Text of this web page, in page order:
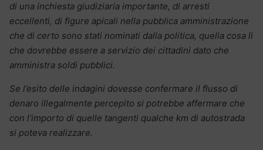
di una inchiesta giudiziaria importante, di arresti
eccellenti, di figure apicali nella pubblica amministrazione
che di certo sono stati nominati dalla politica, quella cosa lì
che dovrebbe essere a servizio dei cittadini dato che
amministra soldi pubblici.
Se l’esito delle indagini dovesse confermare il flusso di
denaro illegalmente percepito si potrebbe affermare che
con l’importo di quelle tangenti qualche km di autostrada
si poteva realizzare.